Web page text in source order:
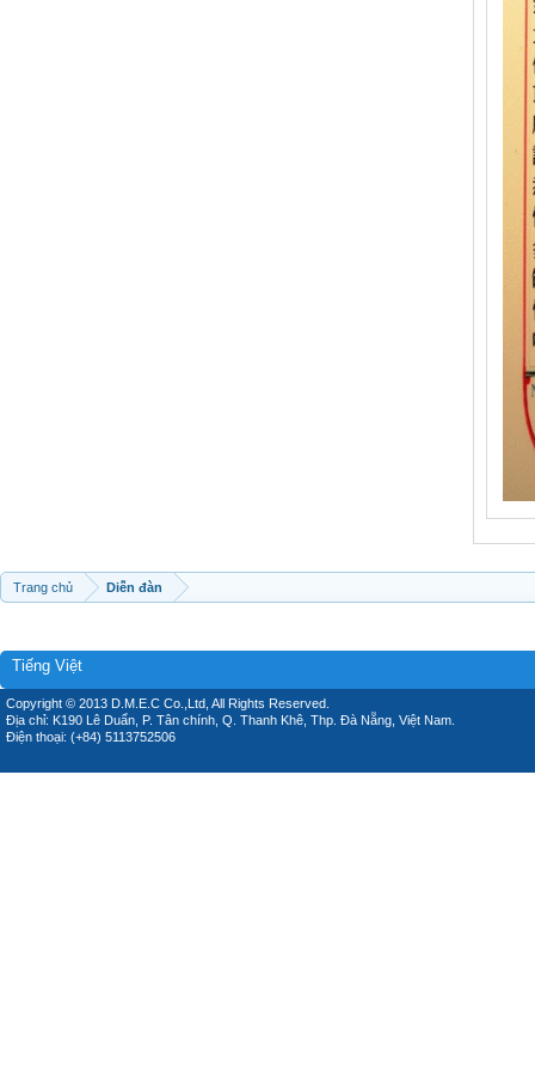
Trang chủ Diễn đàn
Tiếng Việt
Copyright © 2013 D.M.E.C Co.,Ltd, All Rights Reserved.
Địa chỉ: K190 Lê Duẩn, P. Tân chính, Q. Thanh Khê, Thp. Đà Nẵng, Việt Nam.
Điện thoại: (+84) 5113752506